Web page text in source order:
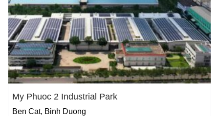
My Phuoc 2 Industrial Park
Ben Cat, Binh Duong